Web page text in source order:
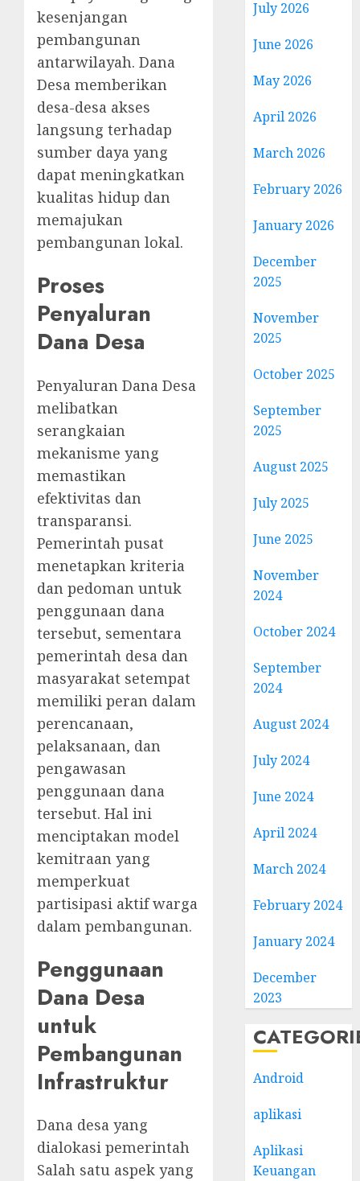
kesenjangan
pembangunan
antarwilayah. Dana
Desa memberikan
desa-desa akses
langsung terhadap
sumber daya yang
dapat meningkatkan
kualitas hidup dan
memajukan
pembangunan lokal.
Proses
Penyaluran
Dana Desa
Penyaluran Dana Desa
melibatkan
serangkaian
mekanisme yang
memastikan
efektivitas dan
transparansi.
Pemerintah pusat
menetapkan kriteria
dan pedoman untuk
penggunaan dana
tersebut, sementara
pemerintah desa dan
masyarakat setempat
memiliki peran dalam
perencanaan,
pelaksanaan, dan
pengawasan
penggunaan dana
tersebut. Hal ini
menciptakan model
kemitraan yang
memperkuat
partisipasi aktif warga
dalam pembangunan.
Penggunaan
Dana Desa
untuk
Pembangunan
Infrastruktur
Dana desa yang
dialokasi pemerintah
Salah satu aspek yang
July 2026
June 2026
May 2026
April 2026
March 2026
February 2026
January 2026
December
2025
November
2025
October 2025
September
2025
August 2025
July 2025
June 2025
November
2024
October 2024
September
2024
August 2024
July 2024
June 2024
April 2024
March 2024
February 2024
January 2024
December
2023
Android
aplikasi
Aplikasi
Keuangan